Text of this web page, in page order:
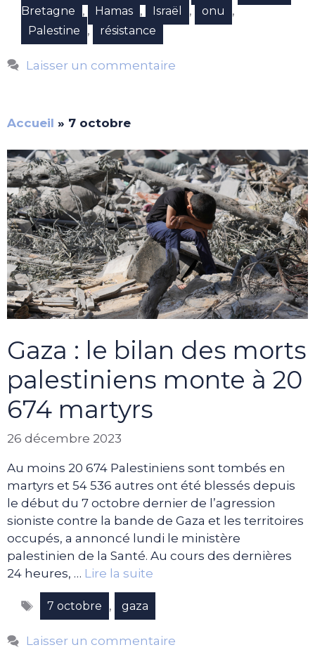
Bretagne , Hamas , Israël , onu ,
Palestine , résistance
Laisser un commentaire
Accueil » 7 octobre
Gaza : le bilan des morts
palestiniens monte à 20
674 martyrs
26 décembre 2023
Au moins 20 674 Palestiniens sont tombés en
martyrs et 54 536 autres ont été blessés depuis
le début du 7 octobre dernier de l’agression
sioniste contre la bande de Gaza et les territoires
occupés, a annoncé lundi le ministère
palestinien de la Santé. Au cours des dernières
24 heures, … Lire la suite
Étiquettes
7 octobre , gaza
Laisser un commentaire